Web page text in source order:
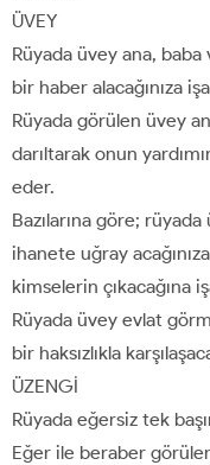
ÜVEY
Rüyada üvey ana, baba
bir haber alacağınıza
Rüyada görülen üvey
darıltarak onun
eder.
Bazılarına göre;
ihanete uğray
kimselerin çıkacağına
Rüyada üvey evlat
bir haksızlıkla
ÜZENGİ
Rüyada eğersiz tek
Eğer ile beraber